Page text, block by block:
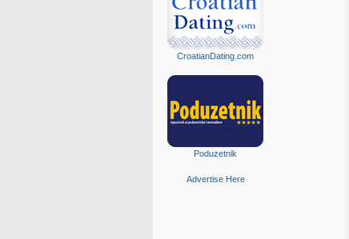
CroatianDating.com
Poduzetnik
Advertise Here